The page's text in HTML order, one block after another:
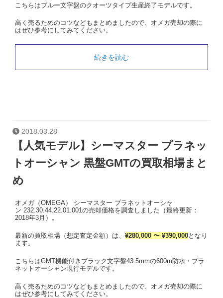
こちらはブルー文字盤のクオーツタイプ生産終了モデルです。
高く売るためのコツなどもまとめましたので、オメガ売却の際に
はぜひ参考にしてみてください。
続きを読む
2018.03.28
【人気モデル】シーマスター プラネッ
トオーシャン 黒盤GMTの買取相場まと
め
オメガ（OMEGA） シーマスター プラネットオーシャ
ン 232.30.44.22.01.001の売却価格を調査しました（最終更新：
2018年3月）。
最新の買取相場（想定査定金額）は、 ¥280,000 〜 ¥390,000となり
ます。
こちらはGMT機能付きブラック文字盤43.5mmの600m防水・プラ
ネットオーシャン現行モデルです。
高く売るためのコツなどもまとめましたので、オメガ売却の際に
はぜひ参考にしてみてください。